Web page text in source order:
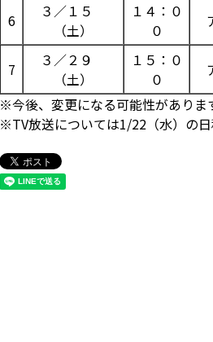
6
３／１５
（土）
１４：０
０
7
３／２９
（土）
１５：０
０
※今後、変更になる可能性がありま
※TV放送については1/22（水）の日